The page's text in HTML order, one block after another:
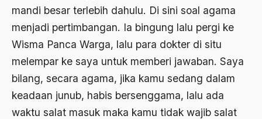
mandi besar terlebih dahulu. Di sini soal agama
menjadi pertimbangan. Ia bingung lalu pergi ke
Wisma Panca Warga, lalu para dokter di situ
melempar ke saya untuk memberi jawaban. Saya
bilang, secara agama, jika kamu sedang dalam
keadaan junub, habis bersenggama, lalu ada
waktu salat masuk maka kamu tidak wajib salat
Burhanudin
Burung-Burung Manyar
cak nur
caleg